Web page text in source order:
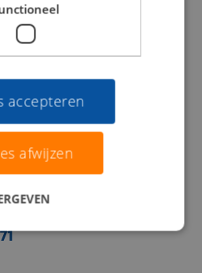
helpt je
jouw vragen. Benno staat
graag!
accepteren
afwijzen